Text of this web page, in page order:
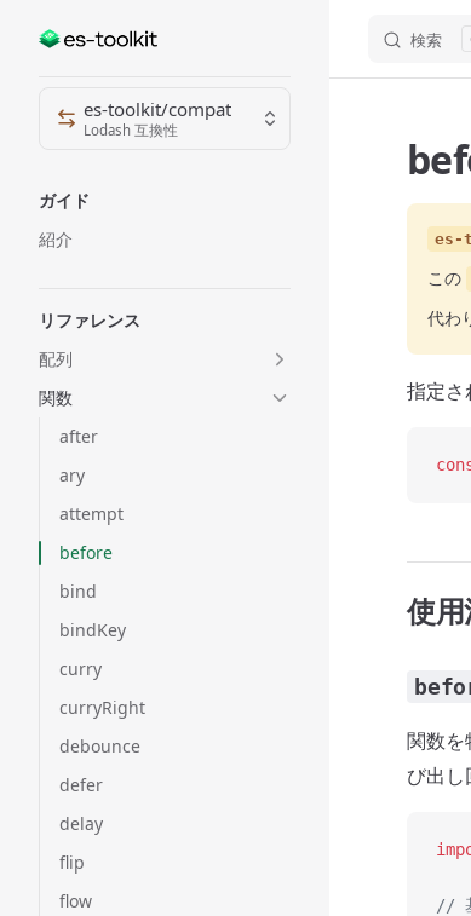
Skip to content 検索
Sidebar Navigation
es-toolkit/compat
Lodash 互換性
ガイド
紹介
リファレンス
配列
関数
after
ary
attempt
before
bind
bindKey
curry
curryRight
debounce
defer
delay
flip
flow
この
代わ
指定さ
使
関数を
び出
//